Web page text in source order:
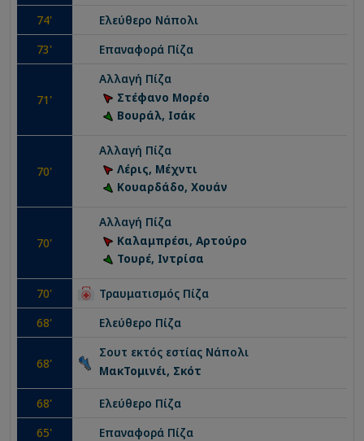
74' Ελεύθερο Νάπολι
73' Επαναφορά Πίζα
71 '
Αλλαγή Πίζα
Στέφανο Μορέο
Βουράλ, Ισάκ
70'
Αλλαγή Πίζα
Λέρις, Μέχντι
Κουαρδάδο, Χουάν
70'
Αλλαγή Πίζα
Καλαμπρέσι, Αρτούρο
Τουρέ, Ιντρίσα
70' Τραυματισμός Πίζα
68' Ελεύθερο Πίζα
68'
Σουτ εκτός εστίας Νάπολι
ΜακΤομινέι, Σκότ
68' Ελεύθερο Πίζα
65' Επαναφορά Πίζα